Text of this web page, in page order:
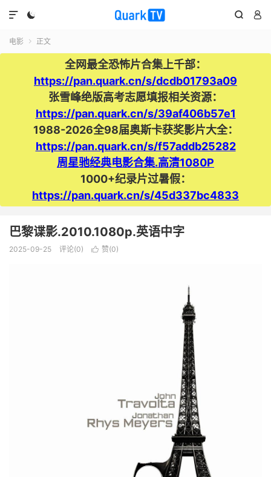
  

电影  正文
全网最全恐怖片合集上千部：
https://pan.quark.cn/s/dcdb01793a09
张雪峰绝版高考志愿填报相关资源：
https://pan.quark.cn/s/39af406b57e1
1988-2026全98届奥斯卡获奖影片大全：
https://pan.quark.cn/s/f57addb25282
周星驰经典电影合集.高清1080P
1000+纪录片过暑假：
https://pan.quark.cn/s/45d337bc4833
巴黎谍影.2010.1080p.英语中字
2025-09-25 评论(0)  赞(0)